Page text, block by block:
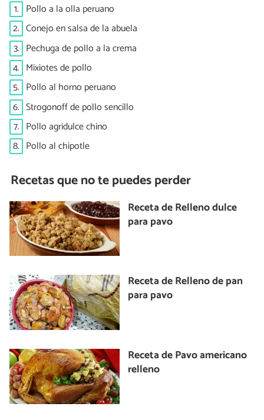
1. Pollo a la olla peruano
2. Conejo en salsa de la abuela
3. Pechuga de pollo a la crema
4. Mixiotes de pollo
5. Pollo al horno peruano
6. Strogonoff de pollo sencillo
7. Pollo agridulce chino
8. Pollo al chipotle
Recetas que no te puedes perder
Receta de Relleno dulce
para pavo
Receta de Relleno de pan
para pavo
Receta de Pavo americano
relleno